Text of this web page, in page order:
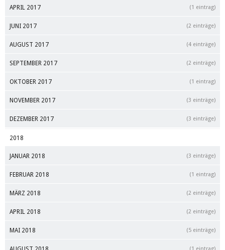
APRIL 2017 (1 eintrag)
JUNI 2017 (2 einträge)
AUGUST 2017 (4 einträge)
SEPTEMBER 2017 (2 einträge)
OKTOBER 2017 (1 eintrag)
NOVEMBER 2017 (3 einträge)
DEZEMBER 2017 (3 einträge)
2018
JANUAR 2018 (3 einträge)
FEBRUAR 2018 (1 eintrag)
MÄRZ 2018 (2 einträge)
APRIL 2018 (2 einträge)
MAI 2018 (5 einträge)